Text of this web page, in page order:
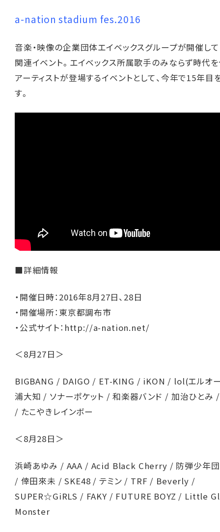
a-nation stadium fes.2016
音楽・映像の企業団体エイベックスグループが開催し
関連イベント。エイベックス所属歌手のみならず時代
アーティストが登場するイベントとして、今年で15年目
す。
■詳細情報
・開催日時：2016年8月27日、28日
・開催場所：東京都調布市
・公式サイト： http://a-nation.net/
＜8月27日＞
BIGBANG / DAIGO / ET-KING / iKON / lol(エルオ
浦大知 / ソナーポケット / 和楽器バンド / 加治ひと
/ たこやきレインボー
＜8月28日＞
浜崎あゆみ / AAA / Acid Black Cherry / 防弾少年
/ 倖田來未 / SKE48 / テミン / TRF / Beverly /
SUPER☆GiRLS / FAKY / FUTURE BOYZ / Little
Monster